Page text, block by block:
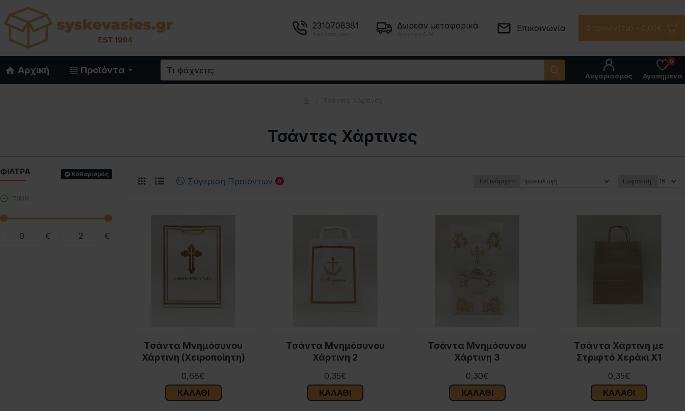
2310708381 Δωρεάν μεταφορικά Επικοινωνία 0 προϊόν(τα) - 0,00€
Αρχική Προϊόντα
Λογαριασμός Αγαπημένα
0
Τσάντες Χάρτινες
ΦΙΛΤΡΑ Καθαρισμός
€ €
Σύγκριση Προϊόντων 0 Ταξινόμηση: Εμφάνιση:
Τσάντα Μνημόσυνου
Χάρτινη (Χειροποίητη)
0,68€
ΚΑΛΆΘΙ
Τσάντα Μνημόσυνου
Χάρτινη 2
0,35€
ΚΑΛΆΘΙ
Τσάντα Μνημόσυνου
Χάρτινη 3
0,30€
ΚΑΛΆΘΙ
Τσάντα Χάρτινη με
Στριφτό Χεράκι Χ1
0,35€
ΚΑΛΆΘΙ